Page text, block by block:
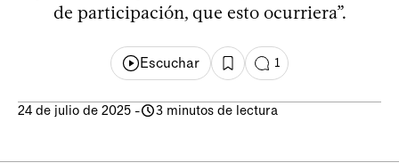
de participación, que esto ocurriera”.
Escuchar 1
24 de julio de 2025 - 3 minutos de lectura